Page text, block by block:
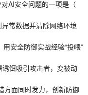
AI安全问题的一项是（
常数据并清除网络环境
安全防御实战经验“投喂”
饵吸引攻击者，变被动
面同时发力，创新防御